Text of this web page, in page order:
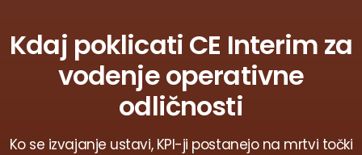
Kdaj poklicati CE Interim za
vodenje operativne
odličnosti
Ko se izvajanje ustavi, KPI-ji postanejo na mrtvi točki